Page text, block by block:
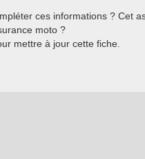
ces informations ? Cet
moto ?
mettre à jour cette fiche.